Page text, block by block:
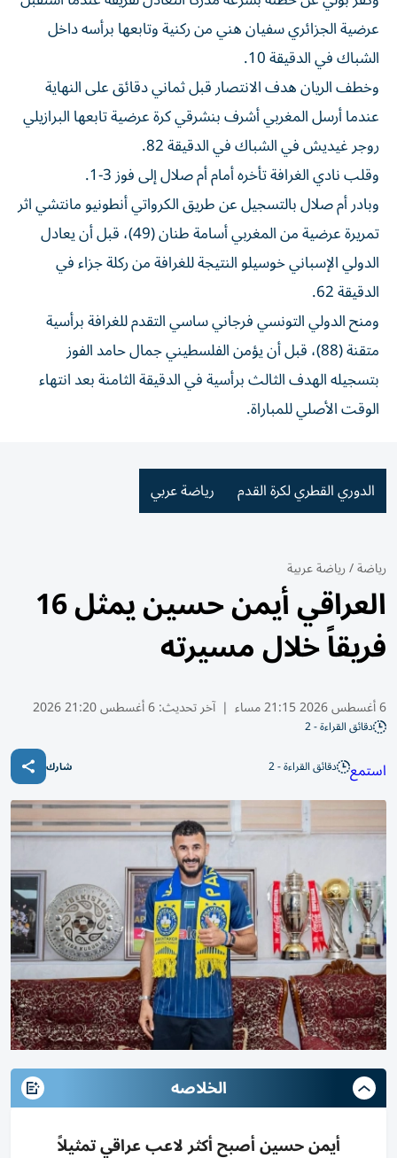
عرضية الجزائري سفيان هني من ركنية وتابعها برأسه داخل
الشباك في الدقيقة 10.
وخطف الريان هدف الانتصار قبل ثماني دقائق على النهاية
عندما أرسل المغربي أشرف بنشرقي كرة عرضية تابعها البرازيلي
روجر غيديش في الشباك في الدقيقة 82.
وقلب نادي الغرافة تأخره أمام أم صلال إلى فوز 3-1.
وبادر أم صلال بالتسجيل عن طريق الكرواتي أنطونيو مانتشي اثر
تمريرة عرضية من المغربي أسامة طنان (49)، قبل أن يعادل
الدولي الإسباني خوسيلو النتيجة للغرافة من ركلة جزاء في
الدقيقة 62.
ومنح الدولي التونسي فرجاني ساسي التقدم للغرافة برأسية
متقنة (88)، قبل أن يؤمن الفلسطيني جمال حامد الفوز
بتسجيله الهدف الثالث برأسية في الدقيقة الثامنة بعد انتهاء
الوقت الأصلي للمباراة.
الدوري القطري لكرة القدم رياضة عربي
رياضة/رياضة عربية
العراقي أيمن حسين يمثل 16
فريقاً خلال مسيرته
6 أغسطس 2026 21:15 مساء | آخر تحديث:6 أغسطس 21:20 2026
دقائق القراءة - 2
استمع دقائق القراءة - 2 شارك
الخلاصه
أيمن حسين أصبح أكثر لاعب عراقي تمثيلاً